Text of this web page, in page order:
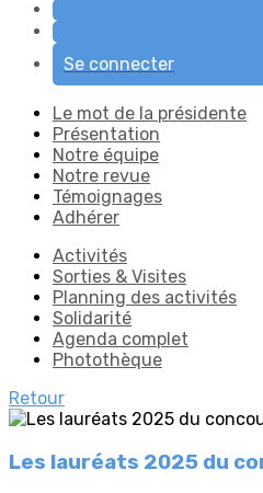
Se connecter
Le mot de la présidente
Présentation
Notre équipe
Notre revue
Témoignages
Adhérer
Activités
Sorties & Visites
Planning des activités
Solidarité
Agenda complet
Photothèque
Retour
Les lauréats 2025 du